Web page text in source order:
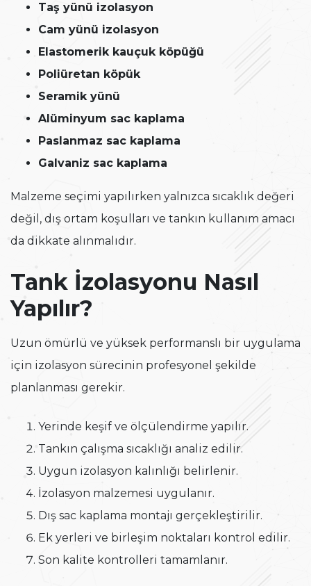
Taş yünü izolasyon
Cam yünü izolasyon
Elastomerik kauçuk köpüğü
Poliüretan köpük
Seramik yünü
Alüminyum sac kaplama
Paslanmaz sac kaplama
Galvaniz sac kaplama
Malzeme seçimi yapılırken yalnızca sıcaklık değeri
değil, dış ortam koşulları ve tankın kullanım amacı
da dikkate alınmalıdır.
Tank İzolasyonu Nasıl
Yapılır?
Uzun ömürlü ve yüksek performanslı bir uygulama
için izolasyon sürecinin profesyonel şekilde
planlanması gerekir.
Yerinde keşif ve ölçülendirme yapılır.
Tankın çalışma sıcaklığı analiz edilir.
Uygun izolasyon kalınlığı belirlenir.
İzolasyon malzemesi uygulanır.
Dış sac kaplama montajı gerçekleştirilir.
Ek yerleri ve birleşim noktaları kontrol edilir.
Son kalite kontrolleri tamamlanır.